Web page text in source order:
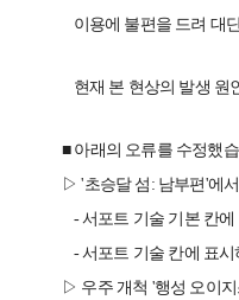
이용에 불편을 드려 대
현재 본 현상의 발생 원
■ 아래의 오류를 수정했
▷ '초승달 섬: 남부편'에
- 서포트 기술 기본 칸에
- 서포트 기술 칸에 표시
▷ 우주 개척 '행성 오이